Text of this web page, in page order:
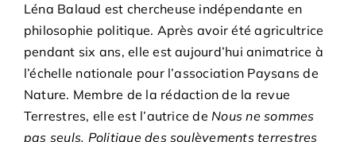
Léna Balaud est chercheuse indépendante en
philosophie politique. Après avoir été agricultrice
pendant six ans, elle est aujourd’hui animatrice à
l’échelle nationale pour l’association Paysans de
Nature. Membre de la rédaction de la revue
Terrestres, elle est l’autrice deNous ne sommes
pas seuls. Politique des soulèvements terrestres